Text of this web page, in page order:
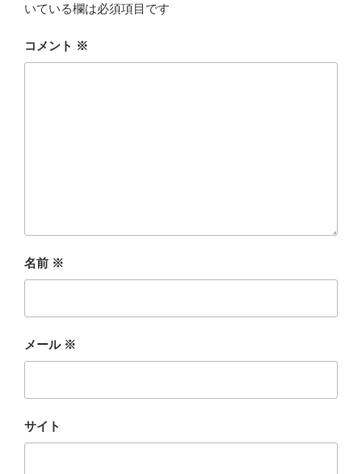
いている欄は必須項目です
コメント ※
名前 ※
メール ※
サイト